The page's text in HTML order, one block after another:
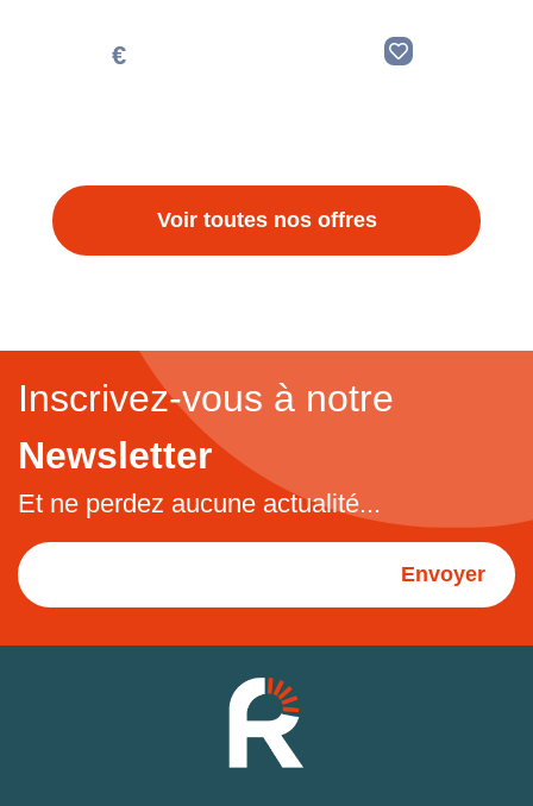
€
Voir toutes nos offres
Inscrivez-vous à notre
Newsletter
Et ne perdez aucune actualité...
Envoyer